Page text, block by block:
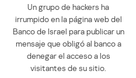
Un grupo de hackers ha
irrumpido en la página web del
Banco de Israel para publicar un
mensaje que obligó al banco a
denegar el acceso a los
visitantes de su sitio.